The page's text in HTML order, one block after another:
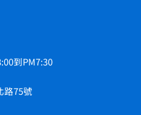
到PM7:30
路75號